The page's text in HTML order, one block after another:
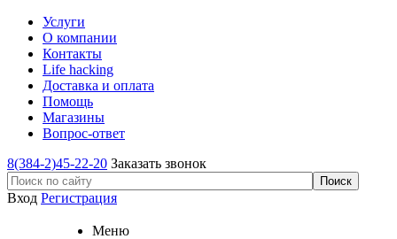
Услуги
О компании
Контакты
Life hacking
Доставка и оплата
Помощь
Магазины
Вопрос-ответ
8(384-2)45-22-20 Заказать звонок
Вход Регистрация
Меню